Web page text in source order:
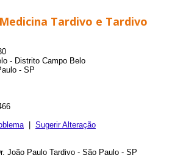
Tardivo e Tardivo
- Distrito Campo Belo
- SP
| Sugerir Alteração
João Paulo Tardivo - São Paulo - SP